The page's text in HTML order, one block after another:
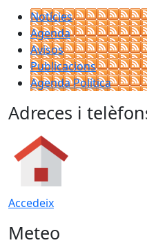
Notícies
Agenda
Avisos
Publicacions
Agenda Política
Adreces i
Accedeix
Meteo